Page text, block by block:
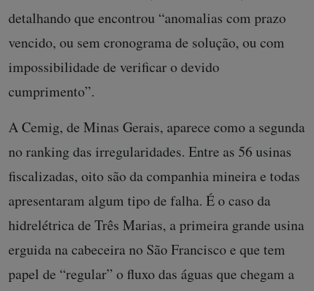
detalhando que encontrou “anomalias com prazo
vencido, ou sem cronograma de solução, ou com
impossibilidade de verificar o devido
cumprimento”.
A Cemig, de Minas Gerais, aparece como a segunda
no ranking das irregularidades. Entre as 56 usinas
fiscalizadas, oito são da companhia mineira e todas
apresentaram algum tipo de falha. É o caso da
hidrelétrica de Três Marias, a primeira grande usina
erguida na cabeceira no São Francisco e que tem
papel de “regular” o fluxo das águas que chegam a